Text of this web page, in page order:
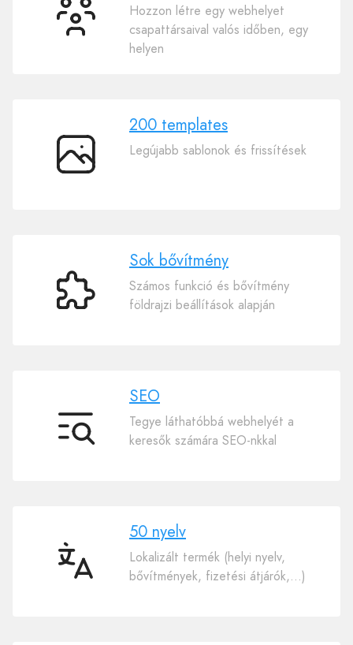
Együttműködés
Hozzon létre egy webhelyet
csapattársaival valós időben, egy
helyen
200
200 templates
Legújabb sablonok és frissítések
Sok
Sok bővítmény
Számos funkció és bővítmény
földrajzi beállítások alapján
SEO
SEO
Tegye láthatóbbá webhelyét a
keresők számára SEO-nkkal
50
50 nyelv
Lokalizált termék (helyi nyelv,
bővítmények, fizetési átjárók,…)